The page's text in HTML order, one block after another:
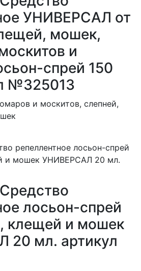
УНИВЕРСАЛ от
мошек,
и
спрей 150
№325013
и москитов, слепней,
лосьон-спрей
клещей и мошек
20 мл. артикул